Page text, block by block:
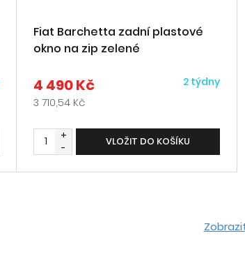
Fiat Barchetta zadní plastové
okno na zip zelené
4 490 Kč
3 710,54 Kč
2 týdny
+
-
VLOŽIT DO KOŠÍKU